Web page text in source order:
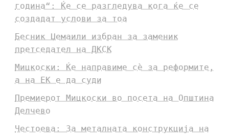
година“: Ќе се разгледува кога ќе се
создадат услови за тоа
Бесник Џемаили избран за заменик
претседател на ДКСК
Мицкоски: Ќе направиме сè за реформите,
а на ЕК е да суди
Премиерот Мицкоски во посета на Општина
Делчево
Честоева: За металната конструкција на